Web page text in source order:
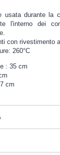
usata durante la
l'interno dei
con rivestimento
260°C
: 35 cm
cm